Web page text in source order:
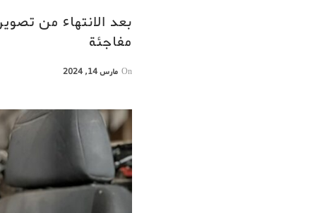
بعد الانتهاء من
مفاجئة
On مارس 14, 2024